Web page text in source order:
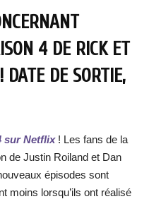
4 DE RICK ET
DE SORTIE,
sur Netflix ! Les fans de la
de Justin Roiland et Dan
épisodes sont
moins lorsqu’ils ont réalisé